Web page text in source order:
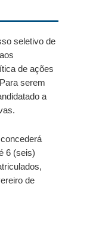
seletivo de
de ações
serem
a
6 (seis)
de